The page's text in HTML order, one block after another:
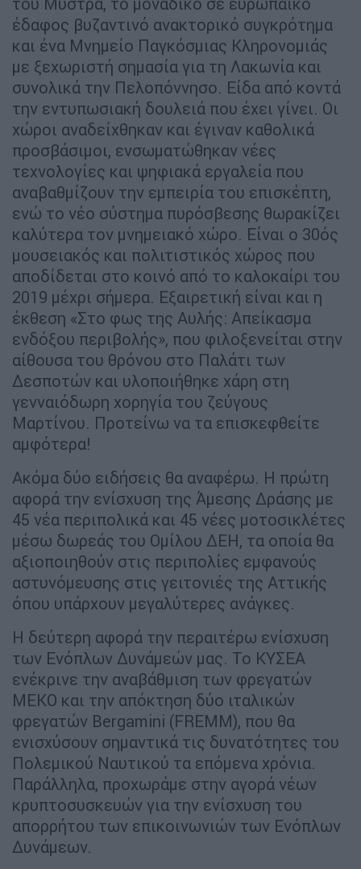
έδαφος βυζαντινό ανακτορικό συγκρότημα
και ένα Μνημείο Παγκόσμιας Κληρονομιάς
με ξεχωριστή σημασία για τη Λακωνία και
συνολικά την Πελοπόννησο. Είδα από κοντά
την εντυπωσιακή δουλειά που έχει γίνει. Οι
χώροι αναδείχθηκαν και έγιναν καθολικά
προσβάσιμοι, ενσωματώθηκαν νέες
τεχνολογίες και ψηφιακά εργαλεία που
αναβαθμίζουν την εμπειρία του επισκέπτη,
ενώ το νέο σύστημα πυρόσβεσης θωρακίζει
καλύτερα τον μνημειακό χώρο. Είναι ο 30ός
μουσειακός και πολιτιστικός χώρος που
αποδίδεται στο κοινό από το καλοκαίρι του
2019 μέχρι σήμερα. Εξαιρετική είναι και η
έκθεση «Στο φως της Αυλής: Απείκασμα
ενδόξου περιβολής», που φιλοξενείται στην
αίθουσα του θρόνου στο Παλάτι των
Δεσποτών και υλοποιήθηκε χάρη στη
γενναιόδωρη χορηγία του ζεύγους
Μαρτίνου. Προτείνω να τα επισκεφθείτε
αμφότερα!
Ακόμα δύο ειδήσεις θα αναφέρω. Η πρώτη
αφορά την ενίσχυση της Άμεσης Δράσης με
45 νέα περιπολικά και 45 νέες μοτοσικλέτες
μέσω δωρεάς του Ομίλου ΔΕΗ, τα οποία θα
αξιοποιηθούν στις περιπολίες εμφανούς
αστυνόμευσης στις γειτονιές της Αττικής
όπου υπάρχουν μεγαλύτερες ανάγκες.
Η δεύτερη αφορά την περαιτέρω ενίσχυση
των Ενόπλων Δυνάμεών μας. Το ΚΥΣΕΑ
ενέκρινε την αναβάθμιση των φρεγατών
ΜΕΚΟ και την απόκτηση δύο ιταλικών
φρεγατών Bergamini (FREMM), που θα
ενισχύσουν σημαντικά τις δυνατότητες του
Πολεμικού Ναυτικού τα επόμενα χρόνια.
Παράλληλα, προχωράμε στην αγορά νέων
κρυπτοσυσκευών για την ενίσχυση του
απορρήτου των επικοινωνιών των Ενόπλων
Δυνάμεων.